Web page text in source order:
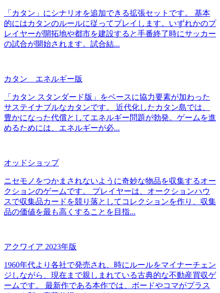
「カタン」にシナリオを追加できる拡張セットです。 基本
的にはカタンのルールに従ってプレイします。いずれかのプ
レイヤーが開拓地や都市を建設すると手番終了時にサッカー
の試合が開始されます。試合結...
カタン エネルギー版
「カタン スタンダード版」をベースに協力要素が加わった
サステイナブルなカタンです。 近代化したカタン島では、
豊かになった代償としてエネルギー問題が勃発。ゲームを進
めるためには、エネルギーが必...
オッドショップ
ニセモノをつかまされないように奇妙な物品を収集するオー
クションのゲームです。 プレイヤーは、オークションハウ
スで収集品カードを競り落としてコレクションを作り、収集
品の価値を最も高くすることを目指...
アクワイア 2023年版
1960年代より各社で発売され、時にルールをマイナーチェン
ジしながら、現在まで親しまれている古典的な不動産買収ゲ
ームです。 最新作である本作では、ボードやコマがプラス